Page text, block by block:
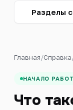
Разделы
Главная/Справка
НАЧАЛО
Что